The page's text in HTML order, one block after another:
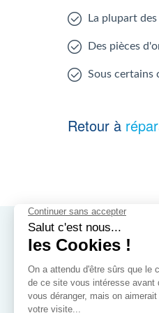
La plupart
Des pièces
Sous certains
Retour à